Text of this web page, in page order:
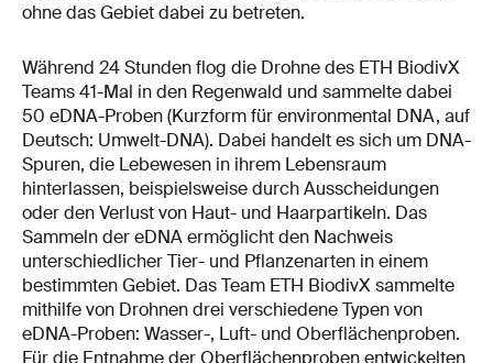
ohne das Gebiet dabei zu betreten.
Während 24 Stunden flog die Drohne des ETH BiodivX
Teams 41-Mal in den Regenwald und sammelte dabei
50 eDNA-Proben (Kurzform für environmental DNA, auf
Deutsch: Umwelt-DNA). Dabei handelt es sich um DNA-
Spuren, die Lebewesen in ihrem Lebensraum
hinterlassen, beispielsweise durch Ausscheidungen
oder den Verlust von Haut- und Haarpartikeln. Das
Sammeln der eDNA ermöglicht den Nachweis
unterschiedlicher Tier- und Pflanzenarten in einem
bestimmten Gebiet. Das Team ETH BiodivX sammelte
mithilfe von Drohnen drei verschiedene Typen von
eDNA-Proben: Wasser-, Luft- und Oberflächenproben.
Für die Entnahme der Oberflächenproben entwickelten